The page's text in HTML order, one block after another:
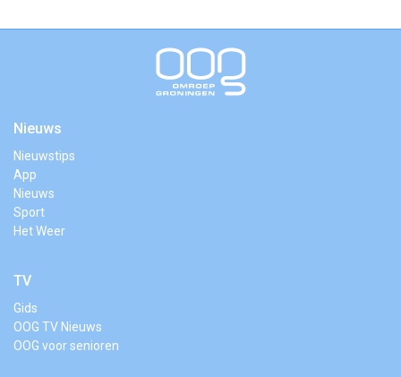
Nieuws
Nieuwstips
App
Nieuws
Sport
Het Weer
TV
Gids
OOG TV Nieuws
OOG voor senioren